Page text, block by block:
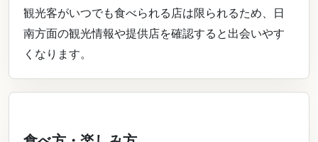
観光客がいつでも食べられる店は限られるため、日
南方面の観光情報や提供店を確認すると出会いやす
くなります。